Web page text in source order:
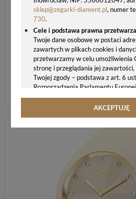
sklep@zegarki-diament.pl, numer
730.
Cele i podstawa prawna
Twoje dane osobowe w postaci
zawartych w plikach cookies i
przetwarzamy w celu umożliwienia
stronę i przeglądania jej
Twojej zgody – podstawa z art. 6
Rozporządzenia Parlamentu
2016/679 z 27.04.2016 r. w
fizycznych w związku z
rozporządzenie o ochronie danych,
Twoje dane osobowe możemy
hostingodawcy. Takie podmioty
podstawie umowy z nami i tylko
poleceniami. Przekazujemy Twoje
Polski/UE/Europejskiego Obszaru
AKCEPTUJĘ